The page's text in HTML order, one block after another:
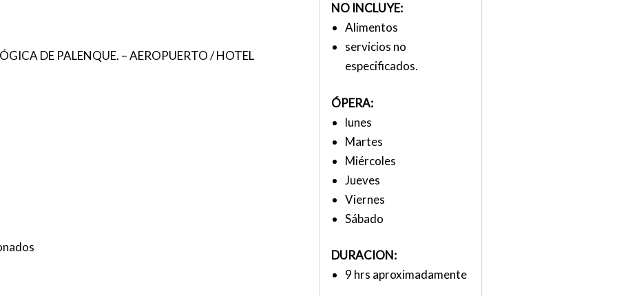
DE PALENQUE. – AEROPUERTO / HOTEL
NO INCLUYE:
Alimentos
servicios no
especificados.
ÓPERA:
lunes
Martes
Miércoles
Jueves
Viernes
Sábado
DURACION:
9 hrs aproximadamente